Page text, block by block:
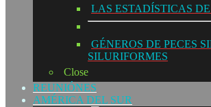
LAS ESTADÍSTICAS
GÉNEROS DE PECES
SILURIFORMES
Close
REUNIÓNES
AMÉRICA DEL SUR